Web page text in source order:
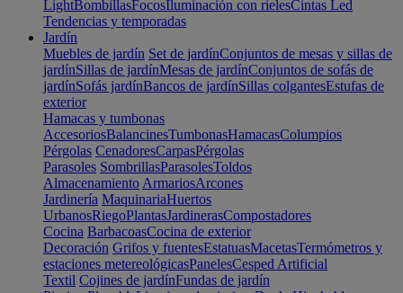
LightBombillasFocosIluminación con rielesCintas Led
Tendencias y temporadas
Jardín
Muebles de jardín Set de jardínConjuntos de mesas y sillas de
jardínSillas de jardínMesas de jardínConjuntos de sofás de
jardínSofás jardínBancos de jardínSillas colgantesEstufas de
exterior
Hamacas y tumbonas
AccesoriosBalancinesTumbonasHamacasColumpios
Pérgolas CenadoresCarpasPérgolas
Parasoles SombrillasParasolesToldos
Almacenamiento ArmariosArcones
Jardinería MaquinariaHuertos
UrbanosRiegoPlantasJardinerasCompostadores
Cocina BarbacoasCocina de exterior
Decoración Grifos y fuentesEstatuasMacetasTermómetros y
estaciones metereológicasPanelesCesped Artificial
Textil Cojines de jardínFundas de jardín